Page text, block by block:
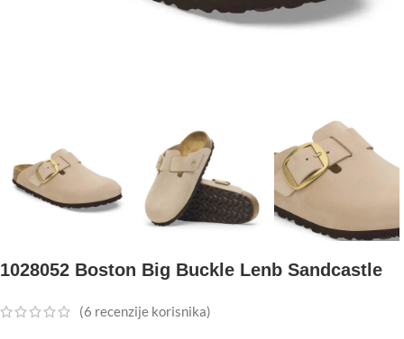
1028052 Boston Big Buckle Lenb Sandcastle
(6 recenzije korisnika)